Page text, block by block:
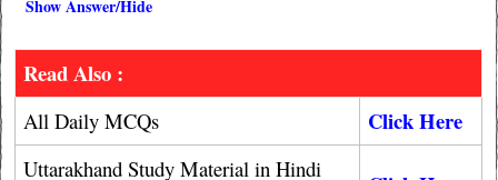
Show Answer/Hide
Read Also :
All Daily MCQs Click Here
Uttarakhand Study Material in Hindi